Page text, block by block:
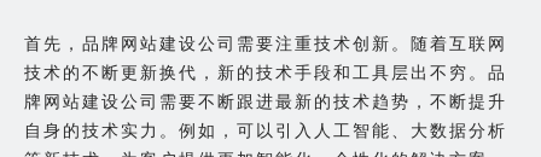
首先，品牌网站建设公司需要注重技术创新。随着互联网
技术的不断更新换代，新的技术手段和工具层出不穷。品
牌网站建设公司需要不断跟进最新的技术趋势，不断提升
自身的技术实力。例如，可以引入人工智能、大数据分析